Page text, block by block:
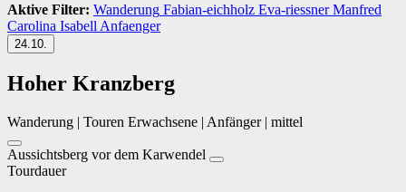
Aktive Filter: Wanderung Fabian-eichholz Eva-riessnerManfred
Carolina Isabell Anfaenger
24.10.
Hoher Kranzberg
Wanderung | Touren Erwachsene | Anfänger | mittel
Aussichtsberg vor dem Karwendel
Tourdauer